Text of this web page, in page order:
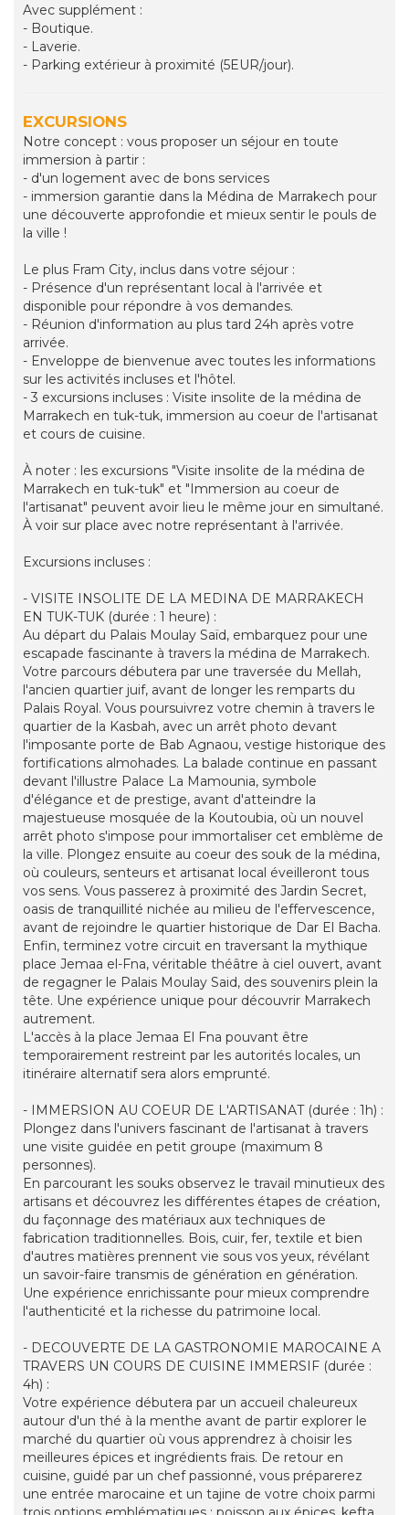
Avec supplément :
- Boutique.
- Laverie.
- Parking extérieur à proximité (5EUR/jour).
EXCURSIONS
Notre concept : vous proposer un séjour en toute
immersion à partir :
- d'un logement avec de bons services
- immersion garantie dans la Médina de Marrakech pour
une découverte approfondie et mieux sentir le pouls de
la ville !
Le plus Fram City, inclus dans votre séjour :
- Présence d'un représentant local à l'arrivée et
disponible pour répondre à vos demandes.
- Réunion d'information au plus tard 24h après votre
arrivée.
- Enveloppe de bienvenue avec toutes les informations
sur les activités incluses et l'hôtel.
- 3 excursions incluses : Visite insolite de la médina de
Marrakech en tuk-tuk, immersion au coeur de l'artisanat
et cours de cuisine.
À noter : les excursions "Visite insolite de la médina de
Marrakech en tuk-tuk" et "Immersion au coeur de
l'artisanat" peuvent avoir lieu le même jour en simultané.
À voir sur place avec notre représentant à l'arrivée.
Excursions incluses :
- VISITE INSOLITE DE LA MEDINA DE MARRAKECH
EN TUK-TUK (durée : 1 heure) :
Au départ du Palais Moulay Saïd, embarquez pour une
escapade fascinante à travers la médina de Marrakech.
Votre parcours débutera par une traversée du Mellah,
l'ancien quartier juif, avant de longer les remparts du
Palais Royal. Vous poursuivrez votre chemin à travers le
quartier de la Kasbah, avec un arrêt photo devant
l'imposante porte de Bab Agnaou, vestige historique des
fortifications almohades. La balade continue en passant
devant l'illustre Palace La Mamounia, symbole
d'élégance et de prestige, avant d'atteindre la
majestueuse mosquée de la Koutoubia, où un nouvel
arrêt photo s'impose pour immortaliser cet emblème de
la ville. Plongez ensuite au coeur des souk de la médina,
où couleurs, senteurs et artisanat local éveilleront tous
vos sens. Vous passerez à proximité des Jardin Secret,
oasis de tranquillité nichée au milieu de l'effervescence,
avant de rejoindre le quartier historique de Dar El Bacha.
Enfin, terminez votre circuit en traversant la mythique
place Jemaa el-Fna, véritable théâtre à ciel ouvert, avant
de regagner le Palais Moulay Said, des souvenirs plein la
tête. Une expérience unique pour découvrir Marrakech
autrement.
L'accès à la place Jemaa El Fna pouvant être
temporairement restreint par les autorités locales, un
itinéraire alternatif sera alors emprunté.
- IMMERSION AU COEUR DE L'ARTISANAT (durée : 1h) :
Plongez dans l'univers fascinant de l'artisanat à travers
une visite guidée en petit groupe (maximum 8
personnes).
En parcourant les souks observez le travail minutieux des
artisans et découvrez les différentes étapes de création,
du façonnage des matériaux aux techniques de
fabrication traditionnelles. Bois, cuir, fer, textile et bien
d'autres matières prennent vie sous vos yeux, révélant
un savoir-faire transmis de génération en génération.
Une expérience enrichissante pour mieux comprendre
l'authenticité et la richesse du patrimoine local.
- DECOUVERTE DE LA GASTRONOMIE MAROCAINE A
TRAVERS UN COURS DE CUISINE IMMERSIF (durée :
4h) :
Votre expérience débutera par un accueil chaleureux
autour d'un thé à la menthe avant de partir explorer le
marché du quartier où vous apprendrez à choisir les
meilleures épices et ingrédients frais. De retour en
cuisine, guidé par un chef passionné, vous préparerez
une entrée marocaine et un tajine de votre choix parmi